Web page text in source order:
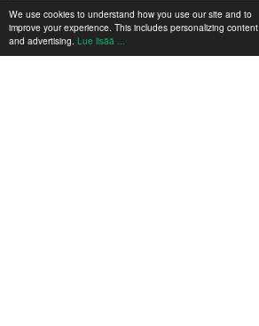
We use cookies to understand how you use our site and to
improve your experience. This includes personalizing content
and advertising. Lue lisää ...